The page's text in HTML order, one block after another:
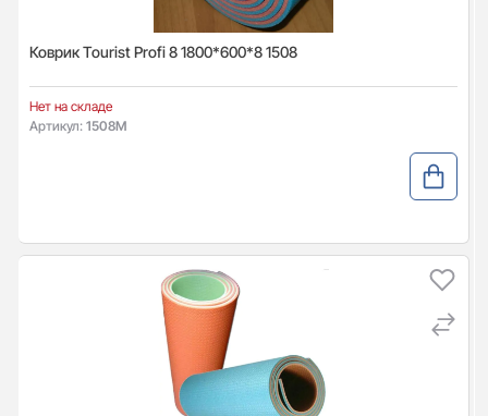
Коврик Tourist Profi 8 1800*600*8 1508
Нет на складе
Артикул: 1508М